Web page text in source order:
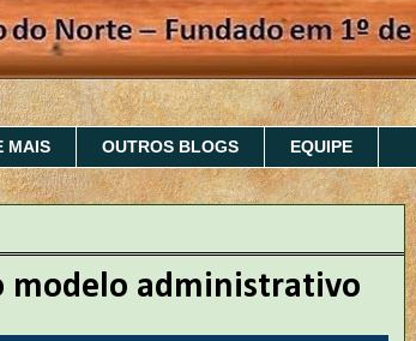
MAIS OUTROS BLOGS EQUIPE
modelo administrativo